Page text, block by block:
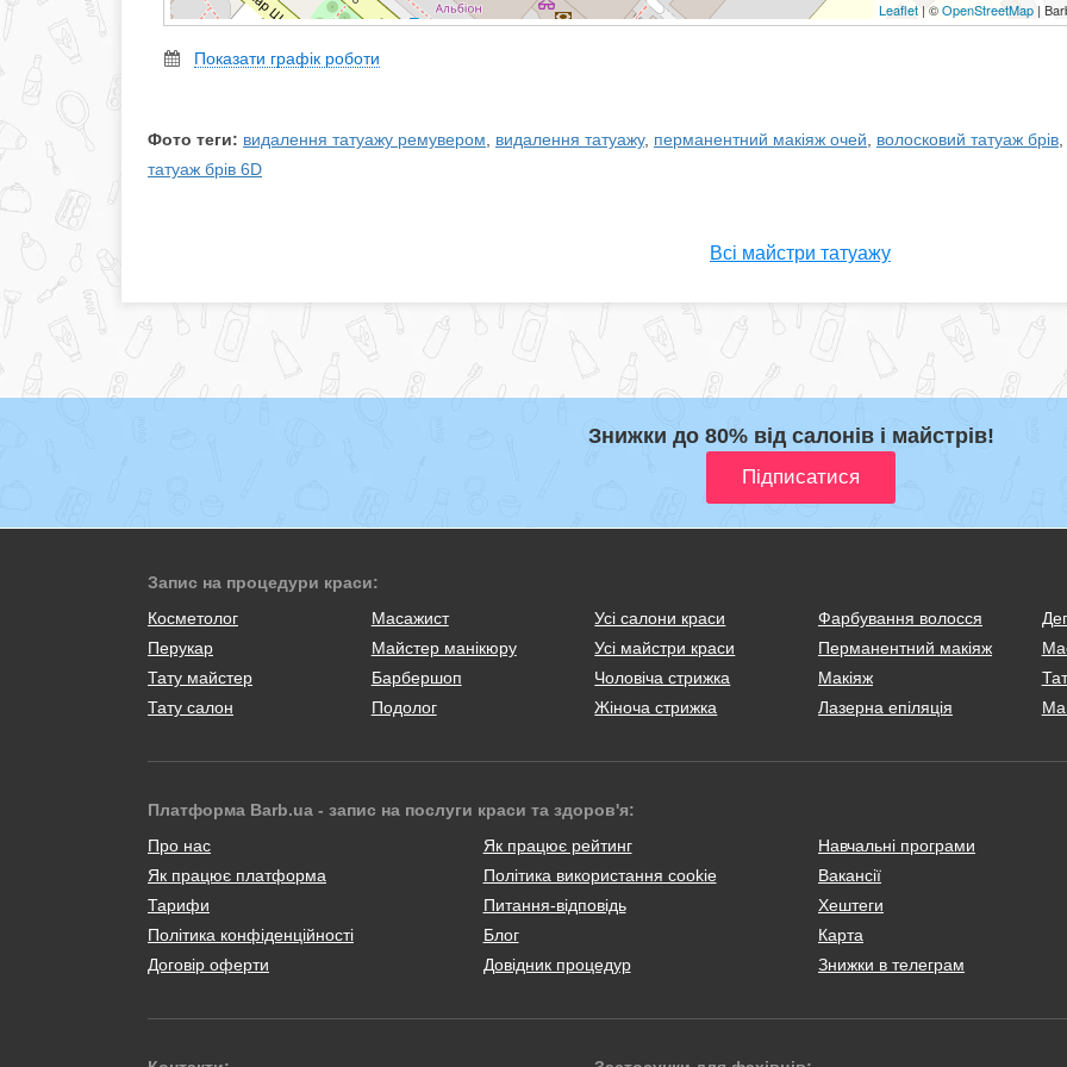
Leaflet | ©OpenStreetMap |
Показати графік роботи
Фото теги: видалення татуажу ремувером видалення татуажу, перманентний макіяж очей волосковий татуаж брів
татуаж брів 6D
Всі майстри татуажу
Знижки до 80% від салонів і майстрів!
Запис на процедури краси:
Косметолог
Масажист
Перукар
Майстер манікюру
Тату майстер
Барбершоп
Тату салон
Подолог
Усі салони краси
Усі майстри краси
Чоловіча стрижка
Жіноча стрижка
Фарбування волосся
Перманентний макіяж
Макіяж
Лазерна епіляція
Платформа Barb.ua - запис на послуги краси та здоров'я:
Про нас
Як працює платформа
Тарифи
Політика конфіденційності
Договір оферти
Як працює рейтинг
Політика використання cookie
Питання-відповідь
Блог
Довідник процедур
Навчальні програми
Вакансії
Хештеги
Карта
Знижки в телеграм